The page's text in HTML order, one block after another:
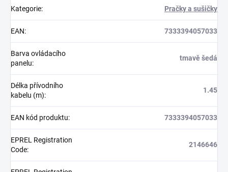
Kategorie: Pračky a sušičky
EAN: 7333394057033
Barva ovládacího
panelu:
tmavě šedá
Délka přívodního
kabelu (m):
1.45
EAN kód produktu: 7333394057033
EPREL Registration
Code:
2146646